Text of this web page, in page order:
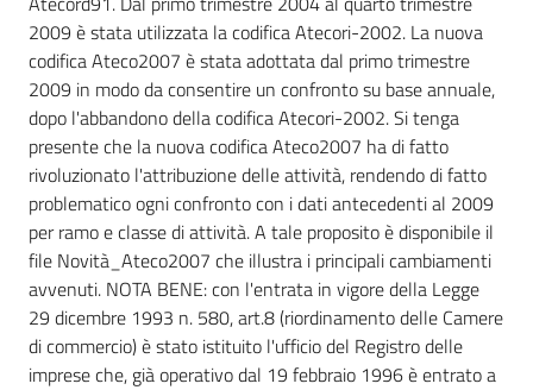
2009 è stata utilizzata la codifica Atecori-2002. La nuova
codifica Ateco2007 è stata adottata dal primo trimestre
2009 in modo da consentire un confronto su base annuale,
dopo l'abbandono della codifica Atecori-2002. Si tenga
presente che la nuova codifica Ateco2007 ha di fatto
rivoluzionato l'attribuzione delle attività, rendendo di fatto
problematico ogni confronto con i dati antecedenti al 2009
per ramo e classe di attività. A tale proposito è disponibile il
file Novità_Ateco2007 che illustra i principali cambiamenti
avvenuti. NOTA BENE: con l'entrata in vigore della Legge
29 dicembre 1993 n. 580, art.8 (riordinamento delle Camere
di commercio) è stato istituito l'ufficio del Registro delle
imprese che, già operativo dal 19 febbraio 1996 è entrato a